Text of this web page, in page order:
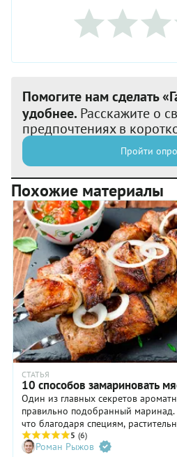
Помогите нам сделать
удобнее. Расскажите о
предпочтениях в
Пройти
Похожие материалы
СТАТЬЯ
10 способов замариновать
Один из главных секретов
правильно подобранный
что благодаря специям,
составляющей можно не только
придать ему особую мягкость и
5 (6)
Роман Рыжов